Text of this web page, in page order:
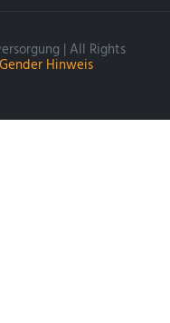
| All Rights
Gender Hinweis